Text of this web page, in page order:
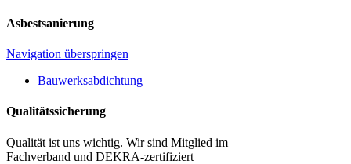
Asbestsanierung
Navigation überspringen
Bauwerksabdichtung
Qualitätssicherung
Qualität ist uns wichtig. Wir sind Mitglied im
Fachverband und DEKRA-zertifiziert